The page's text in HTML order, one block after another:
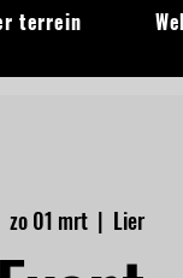
zo 01 mrt
  |
Lier
terrein